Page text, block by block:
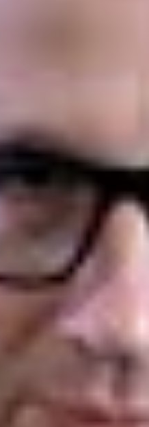
SBV zu wählen, meint
Nicht jeder aber darf im
einladen. Wer also ist
Wenn nicht: Unbedingt
und SBV-Experte Niklas Pastille
aktiv werden muss.
es zur Wahl kommt?